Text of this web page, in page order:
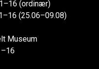
(ordinær)
(25.06–09.08)
Museum